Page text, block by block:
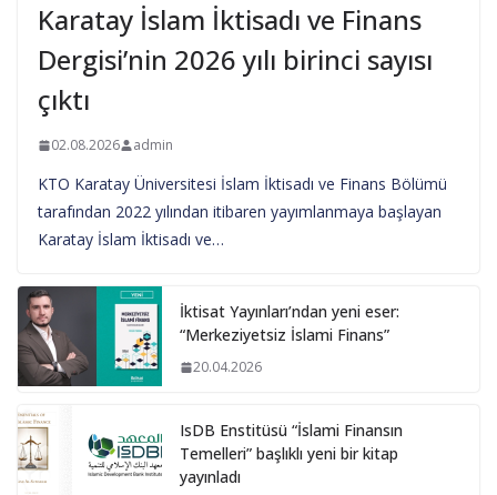
Karatay İslam İktisadı ve Finans
Dergisi’nin 2026 yılı birinci sayısı
çıktı
02.08.2026 admin
KTO Karatay Üniversitesi İslam İktisadı ve Finans Bölümü
tarafından 2022 yılından itibaren yayımlanmaya başlayan
Karatay İslam İktisadı ve…
İktisat Yayınları’ndan yeni eser:
“Merkeziyetsiz İslami Finans”
20.04.2026
IsDB Enstitüsü “İslami Finansın
Temelleri” başlıklı yeni bir kitap
yayınladı